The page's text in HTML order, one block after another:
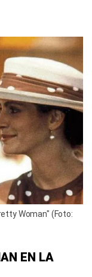
Woman" (Foto:
EN LA